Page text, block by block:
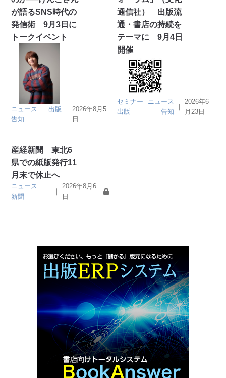
が語るSNS時代の
発信術 9月3日に
トークイベント
ニュース
出版
告知
｜
2026年8月5
日
通信社） 出版流
通・書店の持続を
テーマに 9月4日
開催
セミナー
ニュース
出版
告知
｜
2026年6
月23日
産経新聞 東北6
県での紙版発行11
月末で休止へ
ニュース
新聞
｜
2026年8月6
日